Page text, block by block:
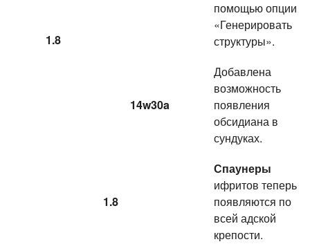
1.8
помощью опции
«Генерировать
структуры».
14w30a
Добавлена
возможность
появления
обсидиана в
сундуках.
1.8
Спаунеры
ифритов теперь
появляются по
всей адской
крепости.